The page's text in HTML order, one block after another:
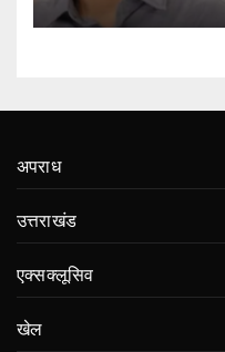
अपराध
उत्तराखंड
एक्सक्लूसिव
खेल